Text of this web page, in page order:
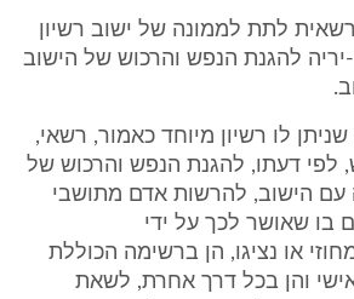
לתת לממונה של ישוב רשיון
יריה להגנת הנפש והרכוש של הישוב
לו רשיון מיוחד כאמור, רשאי,
לפי דעתו, להגנת הנפש והרכוש של
עם הישוב, להרשות אדם מתושבי
בו שאושר לכך על ידי
או נציגו, הן ברשימה הכוללת
והן בכל דרך אחרת, לשאת